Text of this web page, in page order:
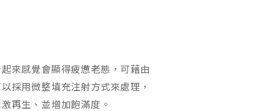
來感覺會顯得疲憊老態，可藉由
採用微整填充注射方式來處理，
再生、並增加飽滿度。